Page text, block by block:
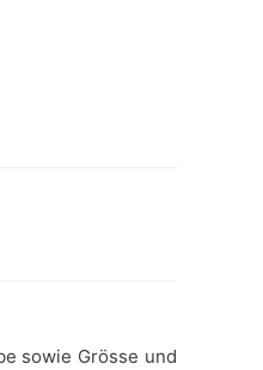
sowie Grösse und